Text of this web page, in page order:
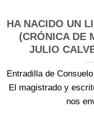
HA NACIDO UN
(CRÓNICA DE
JULIO
Entradilla de
El magistrado y
nos